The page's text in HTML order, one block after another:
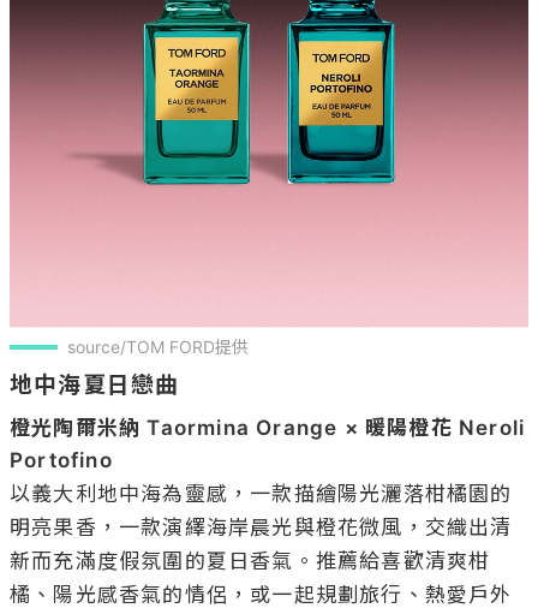
source/TOM FORD提供
地中海夏日戀曲
橙光陶爾米納 Taormina Orange × 暖陽橙花 Neroli
Portofino
以義大利地中海為靈感，一款描繪陽光灑落柑橘園的
明亮果香，一款演繹海岸晨光與橙花微風，交織出清
新而充滿度假氛圍的夏日香氣。推薦給喜歡清爽柑
橘、陽光感香氣的情侶，或一起規劃旅行、熱愛戶外